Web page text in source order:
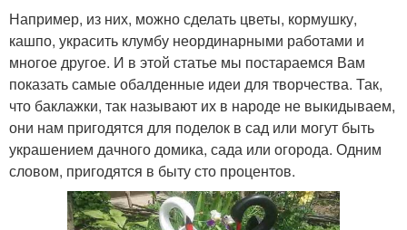
Например, из них, можно сделать цветы, кормушку,
кашпо, украсить клумбу неординарными работами и
многое другое. И в этой статье мы постараемся Вам
показать самые обалденные идеи для творчества. Так,
что баклажки, так называют их в народе не выкидываем,
они нам пригодятся для поделок в сад или могут быть
украшением дачного домика, сада или огорода. Одним
словом, пригодятся в быту сто процентов.